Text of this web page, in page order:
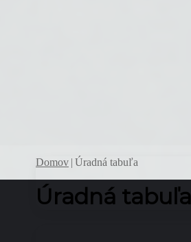
Domov | Úradná tabuľa
Úradná tabuľa